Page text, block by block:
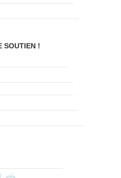
SOUTIEN !